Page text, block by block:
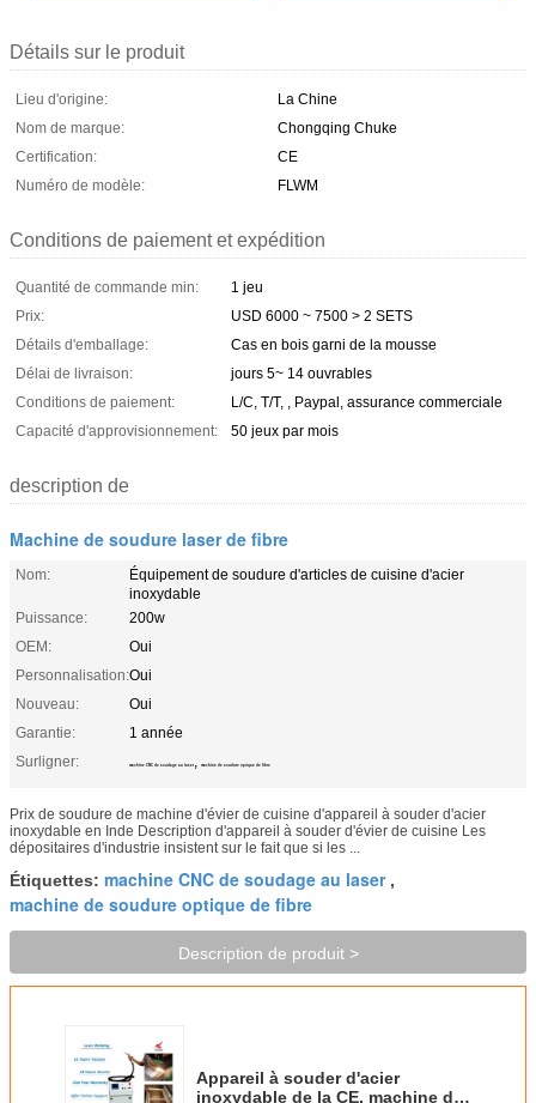
Détails sur le produit
Lieu d'origine:
La Chine
Nom de marque:
Chongqing Chuke
Certification:
CE
Numéro de modèle:
FLWM
Conditions de paiement et expédition
Quantité de commande min:
1 jeu
Prix:
USD 6000 ~ 7500 > 2 SETS
Détails d'emballage:
Cas en bois garni de la mousse
Délai de livraison:
jours 5~ 14 ouvrables
Conditions de paiement:
L/C, T/T, , Paypal, assurance commerciale
Capacité d'approvisionnement:
50 jeux par mois
description de
Machine de soudure laser de fibre
Nom:
Équipement de soudure d'articles de cuisine d'acier
inoxydable
Puissance:
200w
OEM:
Oui
Personnalisation:Oui
Nouveau:
Oui
Garantie:
1 année
Surligner:
machine CNC de soudage au laser , machine de soudure optique de fibre
Prix de soudure de machine d'évier de cuisine d'appareil à souder d'acier
inoxydable en Inde Description d'appareil à souder d'évier de cuisine Les
dépositaires d'industrie insistent sur le fait que si les ...
Étiquettes: machine CNC de soudage au laser,
machine de soudure optique de fibre
Description de produit >
Appareil à souder d'acier
inoxydable de la CE, machine de